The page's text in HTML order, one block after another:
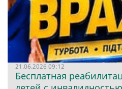
21.06.2026 09:12
Бесплатная